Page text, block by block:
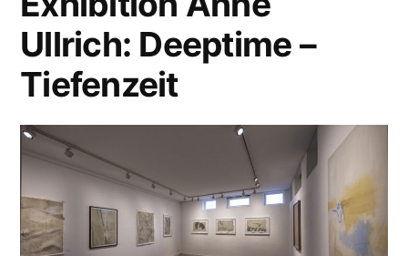
Ullrich: Deeptime –
Tiefenzeit